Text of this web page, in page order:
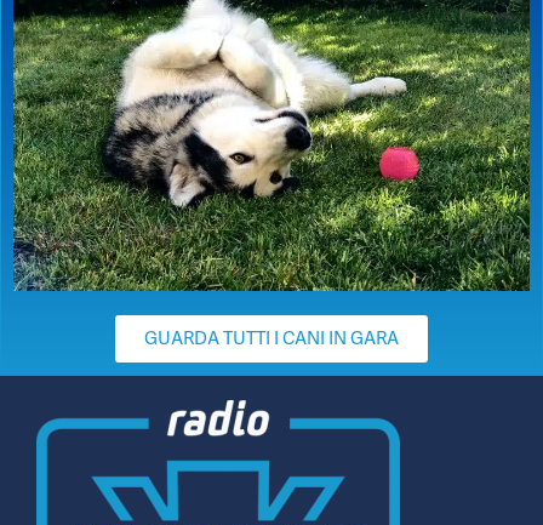
GUARDA TUTTI I CANI IN GARA